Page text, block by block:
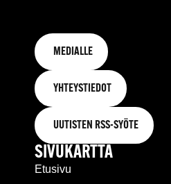
MEDIALLE
YHTEYSTIEDOT
UUTISTEN RSS-SYÖTE
SIVUKARTTA
Etusivu